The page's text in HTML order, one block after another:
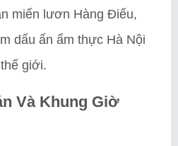
miến lươn Hàng Điếu,
dấu ấn ẩm thực Hà Nội
giới.
Và Khung Giờ